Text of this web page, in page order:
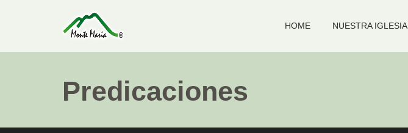
HOME NUESTRA IGLESIA
Predicaciones